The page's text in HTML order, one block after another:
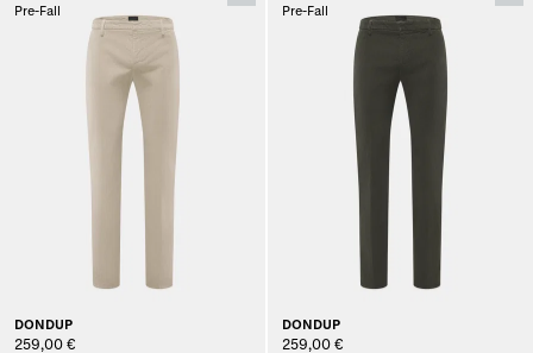
Pre-Fall
DONDUP
259,00 €
Pre-Fall
DONDUP
259,00 €